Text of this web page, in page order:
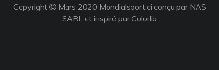
Copyright
Mars 2020 Mondialsport.ci conçu par NAS
SARL et inspiré parColorlib